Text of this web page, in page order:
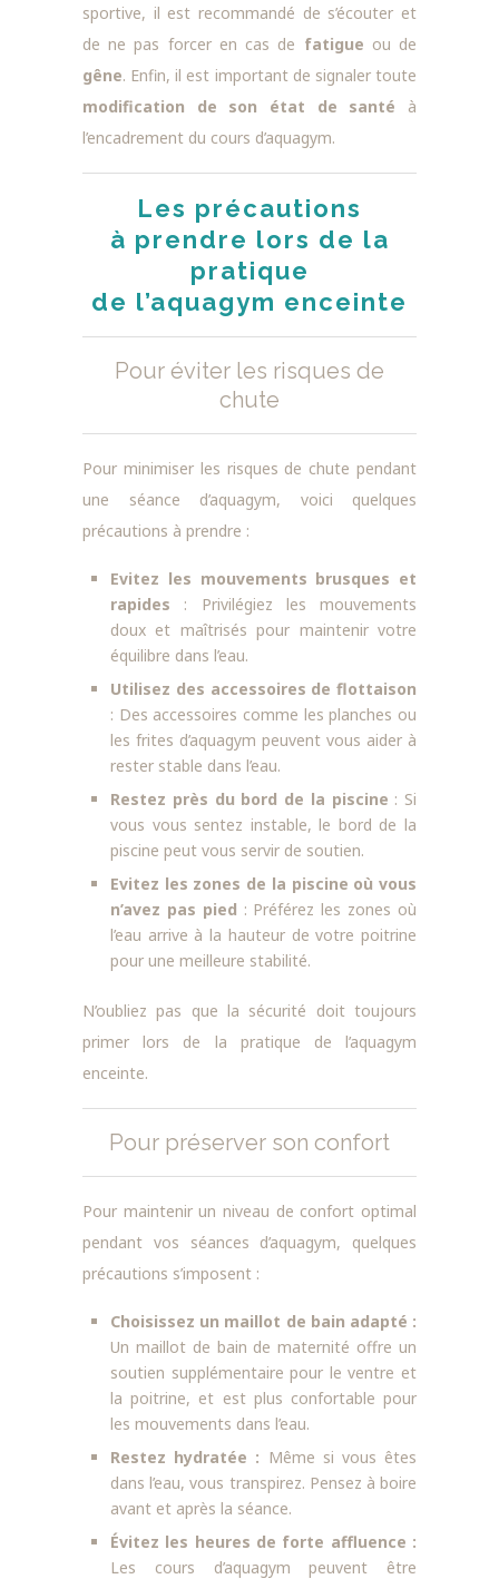
sportive, il est recommandé de s’écouter et
de ne pas forcer en cas de fatigue ou de
gêne. Enfin, il est important de signaler toute
modification de son état de santé à
l’encadrement du cours d’aquagym.
Les précautions
à prendre lors de la
pratique
de l’aquagym enceinte
Pour éviter les risques de
chute
Pour minimiser les risques de chute pendant
une séance d’aquagym, voici quelques
précautions à prendre :
Evitez les mouvements brusques et
rapides : Privilégiez les mouvements
doux et maîtrisés pour maintenir votre
équilibre dans l’eau.
Utilisez des accessoires de flottaison
: Des accessoires comme les planches ou
les frites d’aquagym peuvent vous aider à
rester stable dans l’eau.
Restez près du bord de la piscine : Si
vous vous sentez instable, le bord de la
piscine peut vous servir de soutien.
Evitez les zones de la piscine où vous
n’avez pas pied : Préférez les zones où
l’eau arrive à la hauteur de votre poitrine
pour une meilleure stabilité.
N’oubliez pas que la sécurité doit toujours
primer lors de la pratique de l’aquagym
enceinte.
Pour préserver son confort
Pour maintenir un niveau de confort optimal
pendant vos séances d’aquagym, quelques
précautions s’imposent :
Choisissez un maillot de bain adapté :
Un maillot de bain de maternité offre un
soutien supplémentaire pour le ventre et
la poitrine, et est plus confortable pour
les mouvements dans l’eau.
Restez hydratée : Même si vous êtes
dans l’eau, vous transpirez. Pensez à boire
avant et après la séance.
Évitez les heures de forte affluence :
Les cours d’aquagym peuvent être